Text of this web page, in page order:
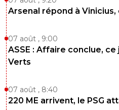
Arsenal répond à Vinicius,
07 août , 9:00
ASSE : Affaire conclue,
Verts
07 août , 8:40
220 ME arrivent, le PSG